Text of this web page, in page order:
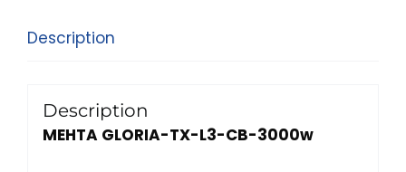
Description
Description
MEHTA GLORIA-TX-L3-CB-3000w